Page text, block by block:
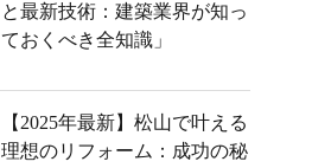
と最新技術：建築業界が知っ
ておくべき全知識」
【2025年最新】松山で叶える
理想のリフォーム：成功の秘